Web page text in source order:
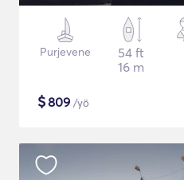
Purjevene
54 ft
16 m
$809 /yö